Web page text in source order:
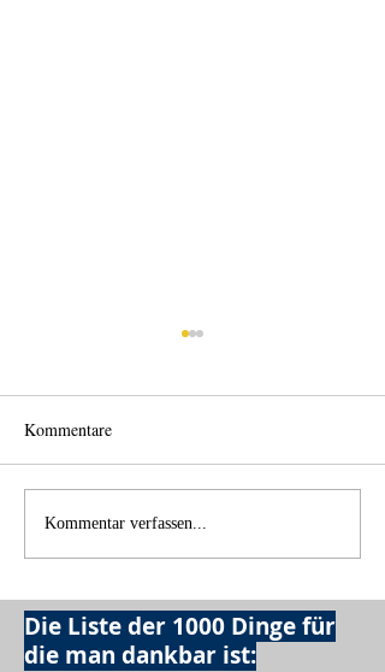
Alles was möglich ist?
Kommentare
Kommentar verfassen...
Die Liste der 1000 Dinge für
die man dankbar ist: